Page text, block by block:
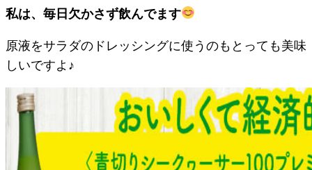
私は、毎日欠かさず飲んでます
原液をサラダのドレッシングに使うのもとっても美味
しいですよ♪